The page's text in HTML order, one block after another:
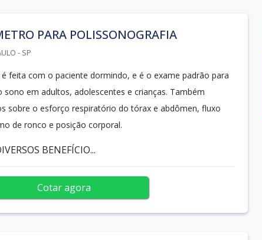
PARA POLISSONOGRAFIA
- SP
feita com o paciente dormindo, e é o exame padrão para
em adultos, adolescentes e crianças. Também
sobre o esforço respiratório do tórax e abdômen, fluxo
de ronco e posição corporal.
BENEFÍCIO...
Cotar agora